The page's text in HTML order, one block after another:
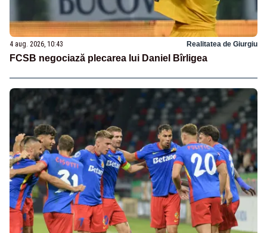
4 aug. 2026, 10:43 Realitatea de Giurgiu
FCSB negociază plecarea lui Daniel Bîrligea